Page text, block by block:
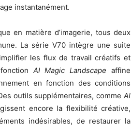
instantanément.
en matière d’imagerie, tous deux
La série V70 intègre une suite
les flux de travail créatifs et
AI Magic Landscape affine
en fonction des conditions
outils supplémentaires, comme AI
encore la flexibilité créative,
indésirables, de restaurer la